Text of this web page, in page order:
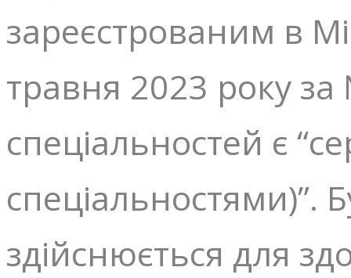
зареєстрованим в
травня 2023 року
спеціальностей є
здійснюється для